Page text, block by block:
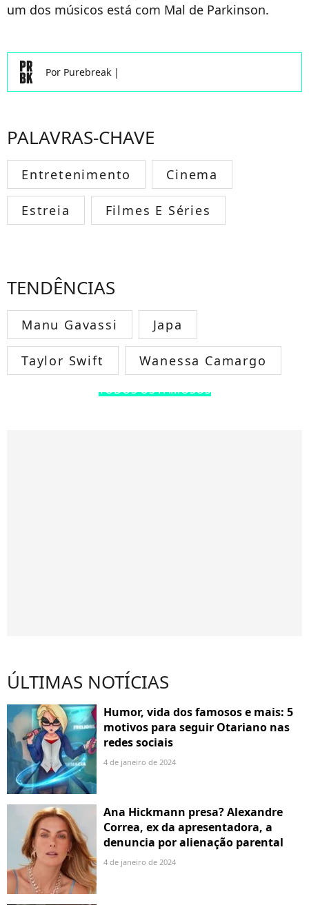
um dos músicos está com Mal de Parkinson.
Por Purebreak |
PALAVRAS-CHAVE
Entretenimento Cinema
Estreia Filmes E Séries
TENDÊNCIAS
Manu Gavassi Japa
Taylor Swift Wanessa Camargo
TODOS OS FAMOSOS
ÚLTIMAS NOTÍCIAS
Humor, vida dos famosos e mais: 5
motivos para seguir Otariano nas
redes sociais
4 de janeiro de 2024
Ana Hickmann presa? Alexandre
Correa, ex da apresentadora, a
denuncia por alienação parental
4 de janeiro de 2024